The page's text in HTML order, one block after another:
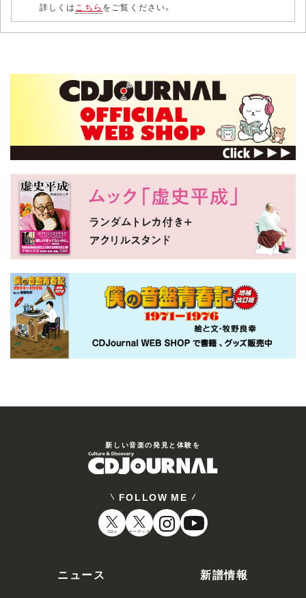
詳しくはこちら をご覧ください。
新しい⾳楽の発⾒と体験を
FOLLOW ME
CDJ オーディオ
ニュース
新譜情報